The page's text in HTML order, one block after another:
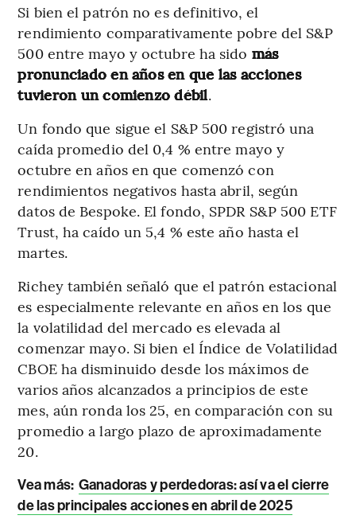
Si bien el patrón no es definitivo, el
rendimiento comparativamente pobre del S&P
500 entre mayo y octubre ha sido más
pronunciado en años en que las acciones
tuvieron un comienzo débil.
Un fondo que sigue el S&P 500 registró una
caída promedio del 0,4 % entre mayo y
octubre en años en que comenzó con
rendimientos negativos hasta abril, según
datos de Bespoke. El fondo, SPDR S&P 500 ETF
Trust, ha caído un 5,4 % este año hasta el
martes.
Richey también señaló que el patrón estacional
es especialmente relevante en años en los que
la volatilidad del mercado es elevada al
comenzar mayo. Si bien el Índice de Volatilidad
CBOE ha disminuido desde los máximos de
varios años alcanzados a principios de este
mes, aún ronda los 25, en comparación con su
promedio a largo plazo de aproximadamente
20.
Vea más: Ganadoras y perdedoras: así va el cierre
de las principales acciones en abril de 2025